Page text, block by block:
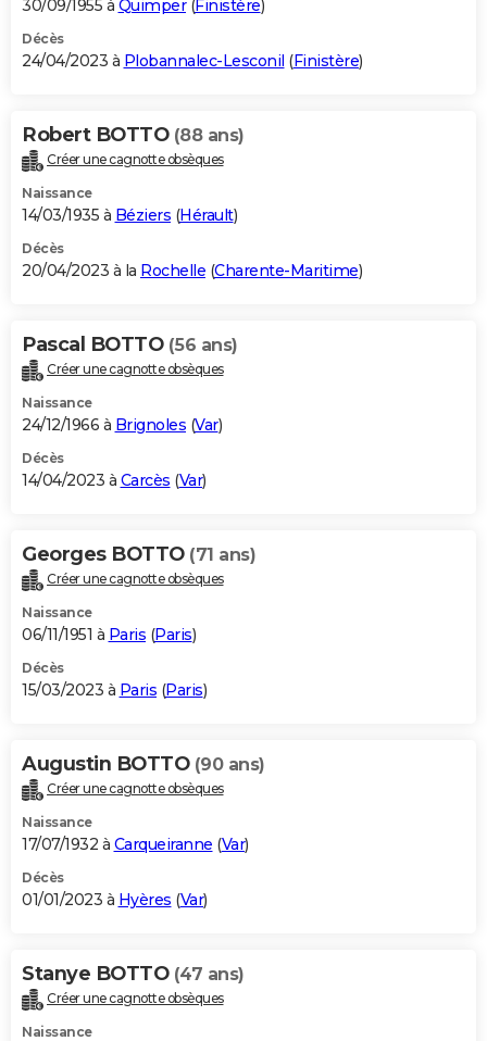
30/09/1955 à Quimper(Finistère)
Décès
24/04/2023 à Plobannalec-Lesconil (Finistère)
Robert BOTTO (88 ans)
Créer une cagnotte obsèques
Naissance
14/03/1935 à Béziers (Hérault)
Décès
20/04/2023 à la Rochelle (Charente-Maritime)
Pascal BOTTO (56 ans)
Créer une cagnotte obsèques
Naissance
24/12/1966 à Brignoles (Var)
Décès
14/04/2023 à Carcès (Var)
Georges BOTTO (71 ans)
Créer une cagnotte obsèques
Naissance
06/11/1951 à Paris (Paris)
Décès
15/03/2023 à Paris (Paris)
Augustin BOTTO (90 ans)
Créer une cagnotte obsèques
Naissance
17/07/1932 à Carqueiranne (Var)
Décès
01/01/2023 à Hyères (Var)
Stanye BOTTO (47 ans)
Créer une cagnotte obsèques
Naissance